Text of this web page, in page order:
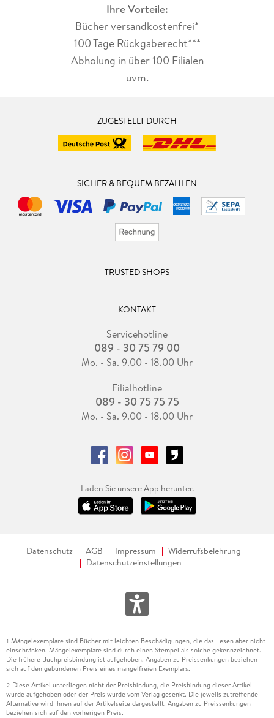
Ihre Vorteile:
Bücher versandkostenfrei*
100 Tage Rückgaberecht***
Abholung in über 100 Filialen
uvm.
ZUGESTELLT DURCH
SICHER & BEQUEM BEZAHLEN
TRUSTED SHOPS
KONTAKT
Servicehotline
089 - 30 75 79 00
Mo. - Sa. 9.00 - 18.00 Uhr
Filialhotline
089 - 30 75 75 75
Mo. - Sa. 9.00 - 18.00 Uhr
Laden Sie unsere App herunter.
Datenschutz AGB Impressum
Widerrufsbelehrung
Datenschutzeinstellungen
1 Mängelexemplare sind Bücher mit leichten Beschädigungen, die das Lesen aber nicht
einschränken. Mängelexemplare sind durch einen Stempel als solche gekennzeichnet.
Die frühere Buchpreisbindung ist aufgehoben. Angaben zu Preissenkungen beziehen
sich auf den gebundenen Preis eines mangelfreien Exemplars.
2 Diese Artikel unterliegen nicht der Preisbindung, die Preisbindung dieser Artikel
wurde aufgehoben oder der Preis wurde vom Verlag gesenkt. Die jeweils zutreffende
Alternative wird Ihnen auf der Artikelseite dargestellt. Angaben zu Preissenkungen
beziehen sich auf den vorherigen Preis.